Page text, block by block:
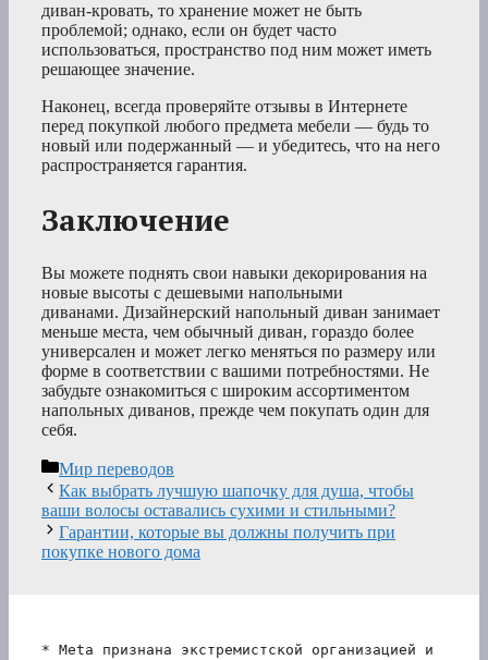
диван-кровать, то хранение может не быть
проблемой; однако, если он будет часто
использоваться, пространство под ним может иметь
решающее значение.
Наконец, всегда проверяйте отзывы в Интернете
перед покупкой любого предмета мебели — будь то
новый или подержанный — и убедитесь, что на него
распространяется гарантия.
Заключение
Вы можете поднять свои навыки декорирования на
новые высоты с дешевыми напольными
диванами. Дизайнерский напольный диван занимает
меньше места, чем обычный диван, гораздо более
универсален и может легко меняться по размеру или
форме в соответствии с вашими потребностями. Не
забудьте ознакомиться с широким ассортиментом
напольных диванов, прежде чем покупать один для
себя.
Рубрики
Мир переводов
Как выбрать лучшую шапочку для душа, чтобы
ваши волосы оставались сухими и стильными?
Гарантии, которые вы должны получить при
покупке нового дома
* Meta признана экстремистской организацией и